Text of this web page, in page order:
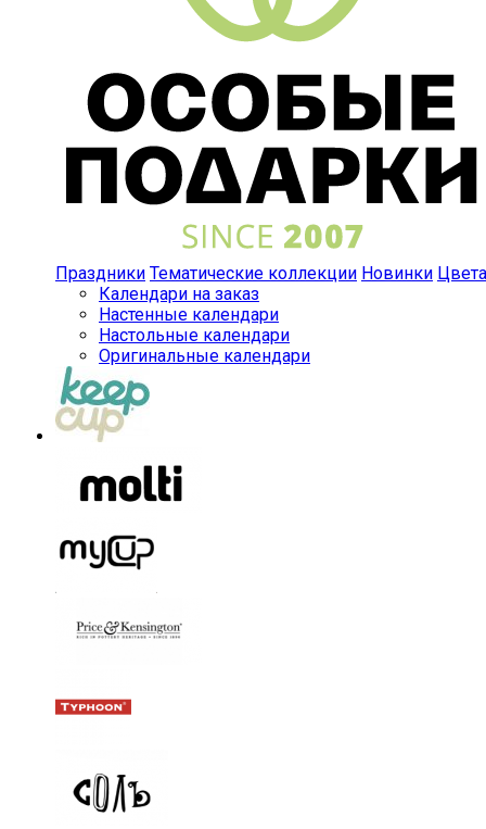
Праздники Тематические коллекции Новинки Цвета
Календари на заказ
Настенные календари
Настольные календари
Оригинальные календари